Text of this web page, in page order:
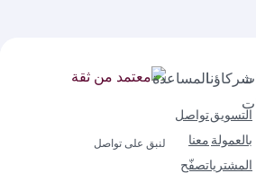
التسويق
بالعمولة
المساعدة
تواصل
معنا
تصفّح
لنبق على تواصل